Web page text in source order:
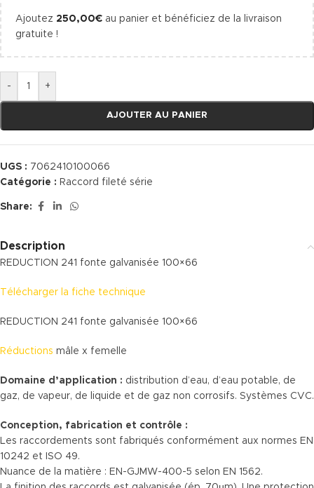
Ajoutez 250,00€ au panier et bénéficiez de la livraison
gratuite !
- +
AJOUTER AU PANIER
UGS : 7062410100066
Catégorie : Raccord fileté série
Share:
Description
REDUCTION 241 fonte galvanisée 100×66
Télécharger la fiche technique
REDUCTION 241 fonte galvanisée 100×66
Réductions mâle x femelle
Domaine d’application : distribution d’eau, d’eau potable, de
gaz, de vapeur, de liquide et de gaz non corrosifs. Systèmes CVC.
Conception, fabrication et contrôle :
Les raccordements sont fabriqués conformément aux normes EN
10242 et ISO 49.
Nuance de la matière : EN-GJMW-400-5 selon EN 1562.